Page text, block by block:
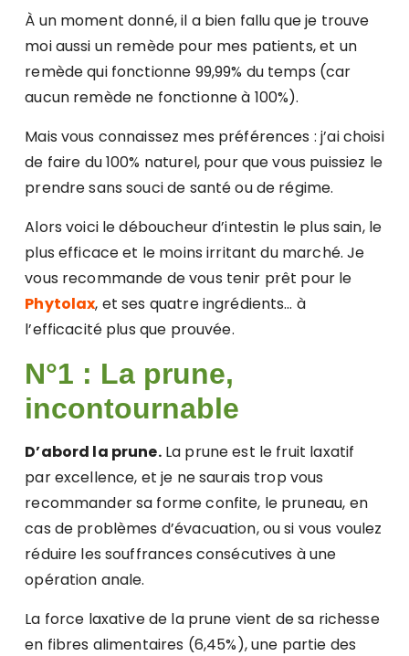
À un moment donné, il a bien fallu que je trouve
moi aussi un remède pour mes patients, et un
remède qui fonctionne 99,99% du temps (car
aucun remède ne fonctionne à 100%).
Mais vous connaissez mes préférences : j’ai choisi
de faire du 100% naturel, pour que vous puissiez le
prendre sans souci de santé ou de régime.
Alors voici le déboucheur d’intestin le plus sain, le
plus efficace et le moins irritant du marché. Je
vous recommande de vous tenir prêt pour le
Phytolax, et ses quatre ingrédients… à
l’efficacité plus que prouvée.
N°1 : La prune,
incontournable
D’abord la prune.La prune est le fruit laxatif
par excellence, et je ne saurais trop vous
recommander sa forme confite, le pruneau, en
cas de problèmes d’évacuation, ou si vous voulez
réduire les souffrances consécutives à une
opération anale.
La force laxative de la prune vient de sa richesse
en fibres alimentaires (6,45%), une partie des